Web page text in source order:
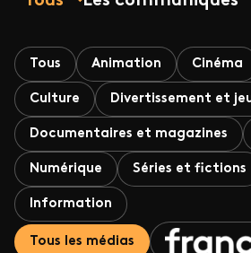
Tous Animation Cinéma
Culture Divertissement et
Documentaires et magazines
Numérique Séries et fictions
Information
Tous les médias